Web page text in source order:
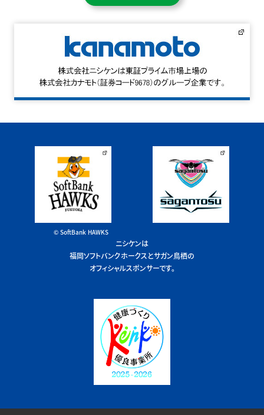
© SoftBank HAWKS
ニシケンは
福岡ソフトバンクホークスとサガン鳥栖の
オフィシャルスポンサーです。